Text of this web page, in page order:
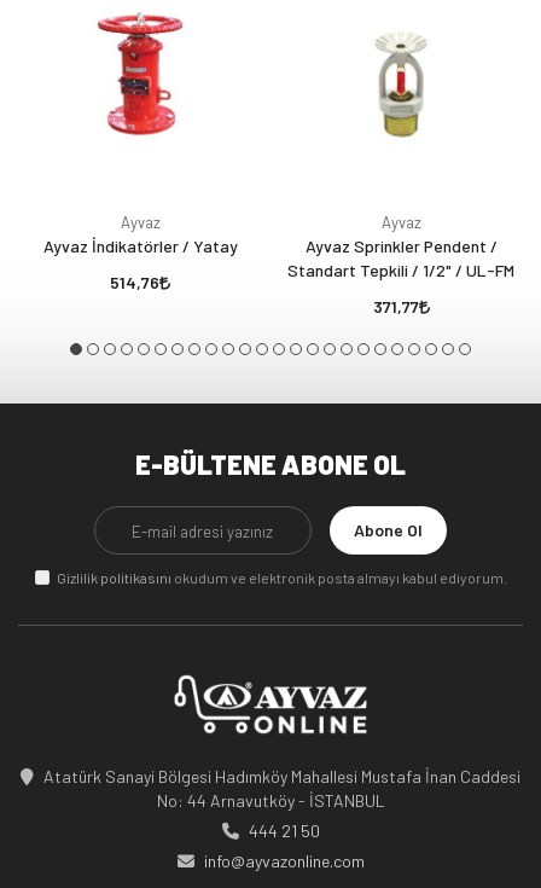
Ayvaz
Ayvaz İndikatörler / Yatay
514,76
Ayvaz
Ayvaz Sprinkler Pendent /
Standart Tepkili / 1/2" / UL-FM
371,77
E-BÜLTENE ABONE OL
Abone Ol
Gizlilik politikasını okudum ve elektronik posta almayı kabul ediyorum.
Atatürk Sanayi Bölgesi Hadımköy Mahallesi Mustafa İnan Caddesi
No: 44 Arnavutköy - İSTANBUL
444 21 50
info@ayvazonline.com